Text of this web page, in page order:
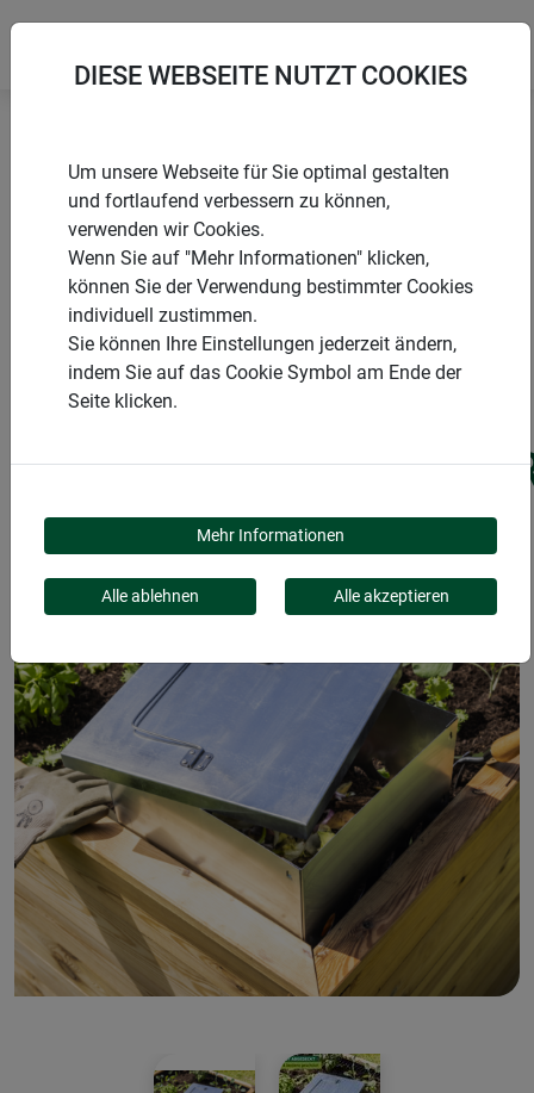
Startseite
Hochbeet Zubehör
Deckel Hochbeetkomposter
PRODUKTE
DECKEL
DIESE WEBSEITE NUTZT COOKIES
Um unsere Webseite für Sie optimal gestalten
und fortlaufend verbessern zu können,
verwenden wir Cookies.
Wenn Sie auf "Mehr Informationen" klicken,
können Sie der Verwendung bestimmter Cookies
individuell zustimmen.
Sie können Ihre Einstellungen jederzeit ändern,
indem Sie auf das Cookie Symbol am Ende der
Seite klicken.
Mehr Informationen
Alle ablehnen Alle akzeptieren